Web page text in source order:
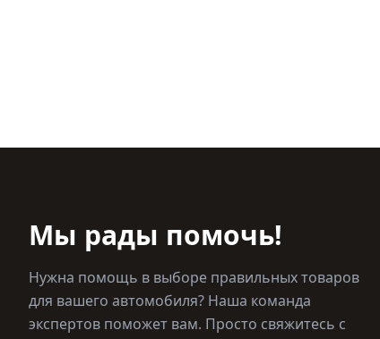
Мы рады помочь!
Нужна помощь в выборе правильных товаров
для вашего автомобиля? Наша команда
экспертов поможет вам. Просто свяжитесь с